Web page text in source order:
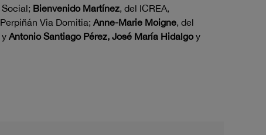
Bienvenido Martínez, del ICREA,
Via Domitia; Anne-Marie Moigne, del
y Antonio Santiago Pérez, José María Hidalgoy